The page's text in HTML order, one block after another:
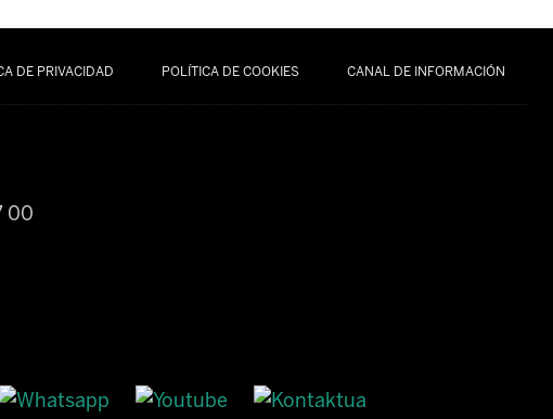
DE PRIVACIDAD POLÍTICA DE COOKIES CANAL DE INFORMACIÓN
00